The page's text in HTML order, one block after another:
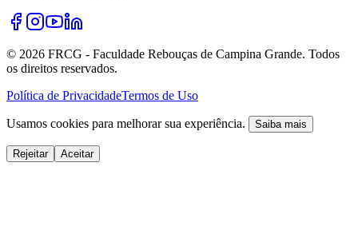
© 2026 FRCG - Faculdade Rebouças de Campina Grande. Todos
os direitos reservados.
Política de PrivacidadeTermos de Uso
Usamos cookies para melhorar sua experiência. Saiba mais
Rejeitar Aceitar